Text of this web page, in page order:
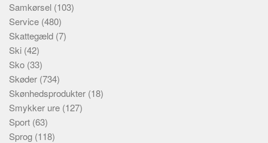
Samkørsel (103)
Service (480)
Skattegæld (7)
Ski (42)
Sko (33)
Skøder (734)
Skønhedsprodukter (18)
Smykker ure (127)
Sport (63)
Sprog (118)